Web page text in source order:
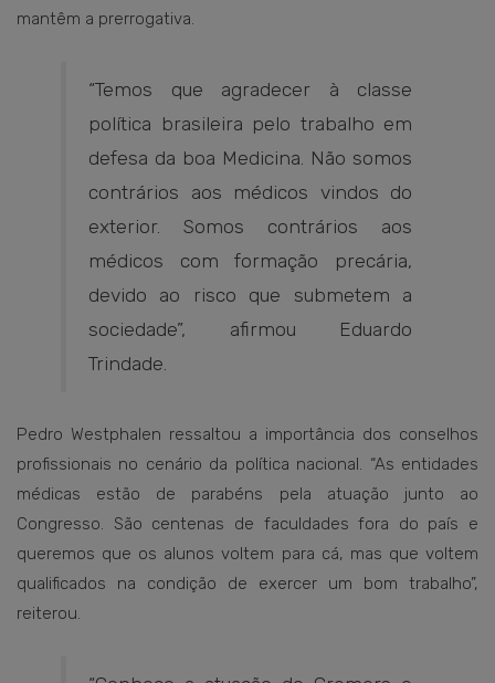
mantêm a prerrogativa.
“Temos que agradecer à classe
política brasileira pelo trabalho em
defesa da boa Medicina. Não somos
contrários aos médicos vindos do
exterior. Somos contrários aos
médicos com formação precária,
devido ao risco que submetem a
sociedade”, afirmou Eduardo
Trindade.
Pedro Westphalen ressaltou a importância dos conselhos
profissionais no cenário da política nacional. “As entidades
médicas estão de parabéns pela atuação junto ao
Congresso. São centenas de faculdades fora do país e
queremos que os alunos voltem para cá, mas que voltem
qualificados na condição de exercer um bom trabalho”,
reiterou.